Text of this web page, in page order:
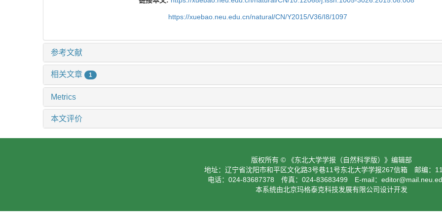
https://xuebao.neu.edu.cn/natural/CN/Y2015/V36/I8/1097
参考文献
相关文章 1
Metrics
本文评价
版权所有 © 《东北大学学报（自然科学版）》编辑部
地址：辽宁省沈阳市和平区文化路3号巷11号东北大学学报267信箱 邮编：
电话：024-83687378 传真：024-83683499 E-mail：
本系统由北京玛格泰克科技发展有限公司设计开发